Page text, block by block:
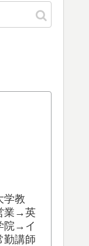
学教
業→英
院→イ
勤講師